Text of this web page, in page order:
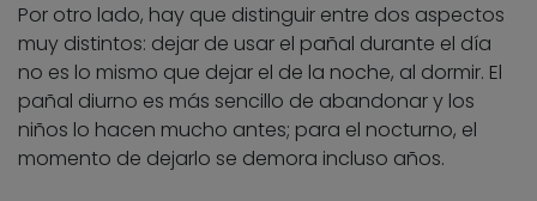
Por otro lado, hay que distinguir entre dos aspectos
muy distintos: dejar de usar el pañal durante el día
no es lo mismo que dejar el de la noche, al dormir. El
pañal diurno es más sencillo de abandonar y los
niños lo hacen mucho antes; para el nocturno, el
momento de dejarlo se demora incluso años.